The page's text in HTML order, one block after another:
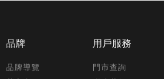
品牌
品牌導覽
用戶服務
門市查詢